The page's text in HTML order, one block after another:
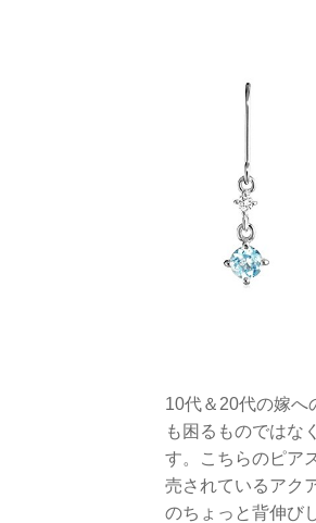
10代＆20代の嫁へ
も困るものではな
す。こちらのピア
売されているアク
のちょっと背伸び